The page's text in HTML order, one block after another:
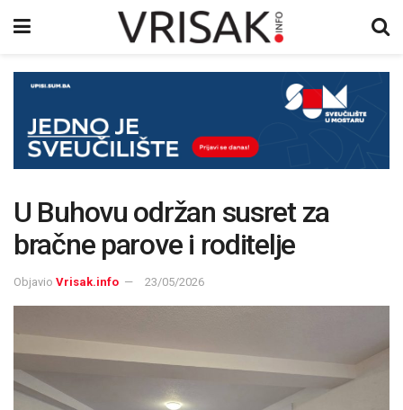
U Buhovu održan susret za
bračne parove i roditelje
Objavio Vrisak.info 23/05/2026